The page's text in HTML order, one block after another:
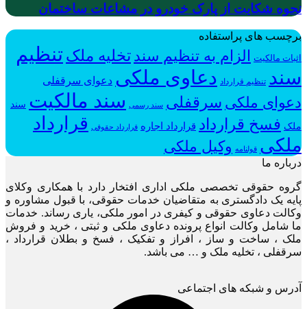
نحوه شکایت از پارک خودرو در مشاعات ساختمان
برچسب های پراستفاده
اثبات مالکیت الزام به تنظیم سند تخلیه ملک تنظیم
سند تنظیم قرارداد دعاوی ملکی دعوای سرقفلی
دعوای ملکی سرقفلی سند رسمی سند مالکیت سند
ملک فسخ قرارداد قرارداد اجاره قرارداد حقوقی قرارداد
ملکی قولنامه وکیل ملکی
درباره ما
گروه حقوقی تخصصی ملکی اداری افتخار دارد با همکاری وکلای
پایه یک دادگستری به متقاضیان خدمات حقوقی، با قبول مشاوره و
وکالت دعاوی حقوقی و کیفری در امور ملکی، یاری رساند. خدمات
ما شامل وکالت انواع پرونده دعاوی ملکی و ثبتی ، خرید و فروش
ملک ، ساخت و ساز ، افراز و تفکیک ، فسخ و بطلان قرارداد ،
سرقفلی ، تخلیه ملک و … می باشد.
آدرس و شبکه های اجتماعی